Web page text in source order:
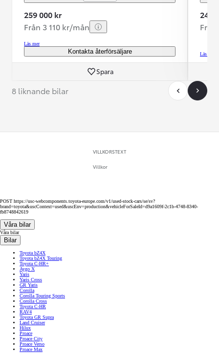
259 000 kr
Från 3 110 kr/mån
Läs mer
Kontakta återförsäljare
Spara
249
Läs mer
8 liknande bilar
VILLKORSTEXT
Villkor
POST https://usc-webcomponents.toyota-europe.com/v1/used-stock-cars/se/sv?
brand=toyota&uscContext=used&uscEnv=production&vehicleForSaleId=d9a1609f-2c1b-4748-8340-
fb8748842619
Våra bilar
Våra bilar
Bilar
Toyota bZ4X
Toyota bZ4X Touring
Toyota C-HR+
Aygo X
Yaris
Yaris Cross
GR Yaris
Corolla
Corolla Touring Sports
Corolla Cross
Toyota C-HR
RAV4
Toyota GR Supra
Land Cruiser
Hilux
Proace
Proace City
Proace Verso
Proace Max